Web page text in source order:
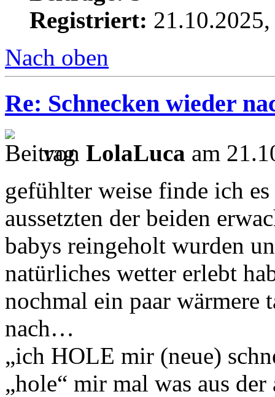
Registriert:
Nach oben
Re: Schnecken wieder
von LolaLuca am
gefühlter weise finde ich
aussetzten der beiden
babys reingeholt wurden
natürliches wetter erlebt
nochmal ein paar wärmere
nach…
„ich HOLE mir (neue)
„hole“ mir mal was aus